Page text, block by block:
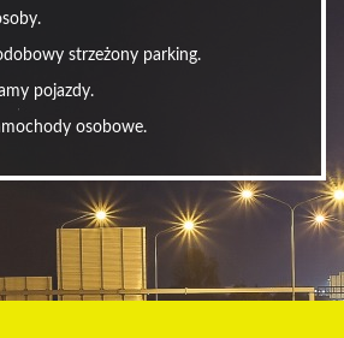
strzeżony parking.
pojazdy.
osobowe.